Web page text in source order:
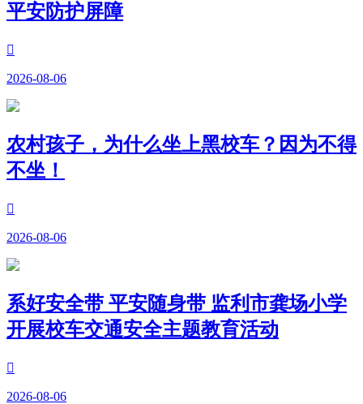
平安防护屏障

2026-08-06
农村孩子，为什么坐上黑校车？因为不得
不坐！

2026-08-06
系好安全带 平安随身带 监利市龚场小学
开展校车交通安全主题教育活动

2026-08-06